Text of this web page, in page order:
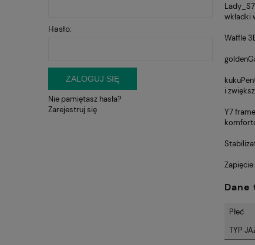
Hasło:
ZALOGUJ SIĘ
Nie pamiętasz hasła?
Zarejestruj się
wkładki
Waffle
i
Y7
Dane
Płeć
TYP